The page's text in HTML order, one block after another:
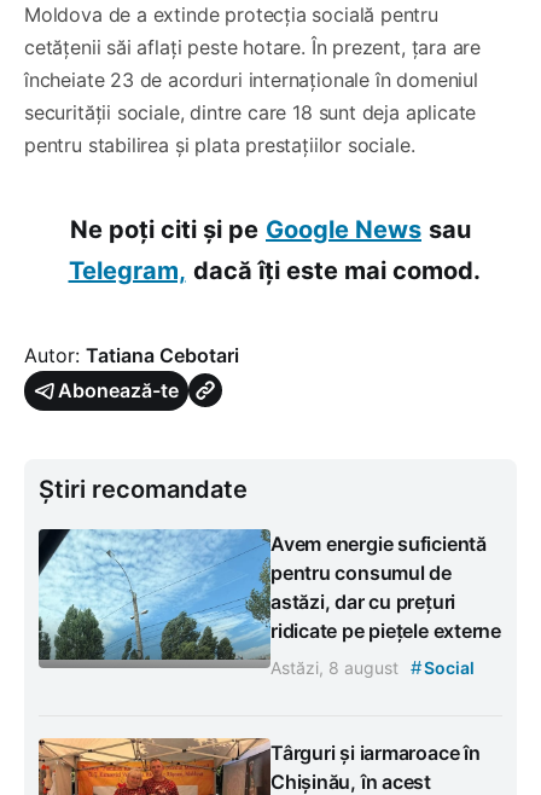
Moldova de a extinde protecția socială pentru
cetățenii săi aflați peste hotare. În prezent, țara are
încheiate 23 de acorduri internaționale în domeniul
securității sociale, dintre care 18 sunt deja aplicate
pentru stabilirea și plata prestațiilor sociale.
Ne poți citi și pe Google News sau
Telegram, dacă îți este mai comod.
Autor: Tatiana Cebotari
Abonează-te
Știri recomandate
Avem energie suficientă
pentru consumul de
astăzi, dar cu prețuri
ridicate pe piețele externe
Astăzi, 8 august #Social
Târguri și iarmaroace în
Chișinău, în acest